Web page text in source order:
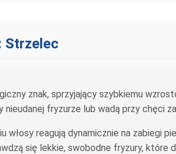
Strzelec
znak, sprzyjający szybkiemu
fryzurze lub wadą przy chęci
włosy reagują dynamicznie na zabiegi
się lekkie, swobodne fryzury, które